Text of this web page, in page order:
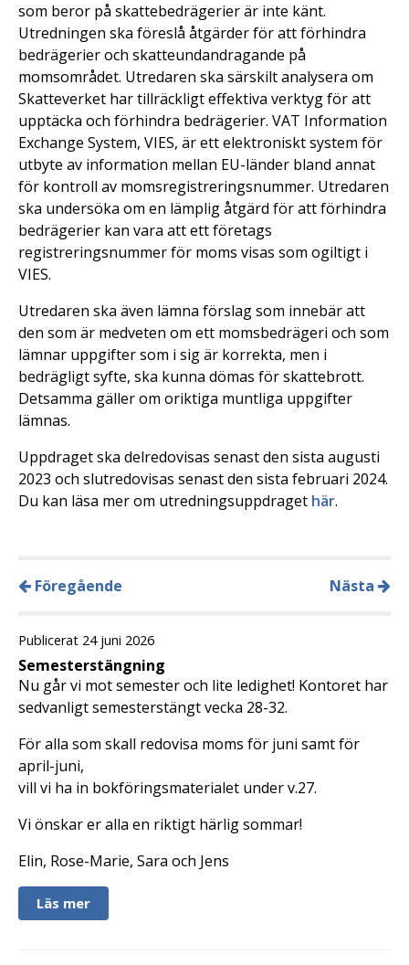
som beror på skattebedrägerier är inte känt.
Utredningen ska föreslå åtgärder för att förhindra
bedrägerier och skatteundandragande på
momsområdet. Utredaren ska särskilt analysera om
Skatteverket har tillräckligt effektiva verktyg för att
upptäcka och förhindra bedrägerier. VAT Information
Exchange System, VIES, är ett elektroniskt system för
utbyte av information mellan EU-länder bland annat
för kontroll av momsregistreringsnummer. Utredaren
ska undersöka om en lämplig åtgärd för att förhindra
bedrägerier kan vara att ett företags
registreringsnummer för moms visas som ogiltigt i
VIES.
Utredaren ska även lämna förslag som innebär att
den som är medveten om ett momsbedrägeri och som
lämnar uppgifter som i sig är korrekta, men i
bedrägligt syfte, ska kunna dömas för skattebrott.
Detsamma gäller om oriktiga muntliga uppgifter
lämnas.
Uppdraget ska delredovisas senast den sista augusti
2023 och slutredovisas senast den sista februari 2024.
Du kan läsa mer om utredningsuppdraget här.
Föregående Nästa
Publicerat 24 juni 2026
Semesterstängning
Nu går vi mot semester och lite ledighet! Kontoret har
sedvanligt semesterstängt vecka 28-32.
För alla som skall redovisa moms för juni samt för
april-juni,
vill vi ha in bokföringsmaterialet under v.27.
Vi önskar er alla en riktigt härlig sommar!
Elin, Rose-Marie, Sara och Jens
Läs mer